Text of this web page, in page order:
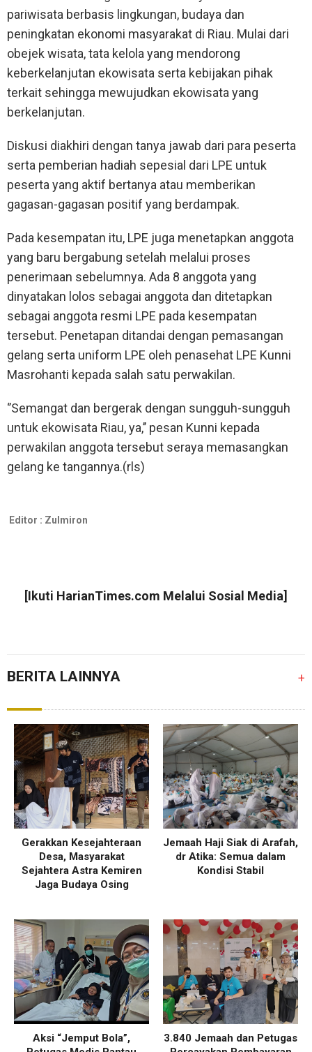
pariwisata berbasis lingkungan, budaya dan
peningkatan ekonomi masyarakat di Riau. Mulai dari
obejek wisata, tata kelola yang mendorong
keberkelanjutan ekowisata serta kebijakan pihak
terkait sehingga mewujudkan ekowisata yang
berkelanjutan.
Diskusi diakhiri dengan tanya jawab dari para peserta
serta pemberian hadiah sepesial dari LPE untuk
peserta yang aktif bertanya atau memberikan
gagasan-gagasan positif yang berdampak.
Pada kesempatan itu, LPE juga menetapkan anggota
yang baru bergabung setelah melalui proses
penerimaan sebelumnya. Ada 8 anggota yang
dinyatakan lolos sebagai anggota dan ditetapkan
sebagai anggota resmi LPE pada kesempatan
tersebut. Penetapan ditandai dengan pemasangan
gelang serta uniform LPE oleh penasehat LPE Kunni
Masrohanti kepada salah satu perwakilan.
‘’Semangat dan bergerak dengan sungguh-sungguh
untuk ekowisata Riau, ya,’’ pesan Kunni kepada
perwakilan anggota tersebut seraya memasangkan
gelang ke tangannya.(rls)
Editor : Zulmiron
[Ikuti HarianTimes.com Melalui Sosial Media]
BERITA LAINNYA +
Gerakkan Kesejahteraan
Desa, Masyarakat
Sejahtera Astra Kemiren
Jaga Budaya Osing
Jemaah Haji Siak di Arafah,
dr Atika: Semua dalam
Kondisi Stabil
Aksi “Jemput Bola”,
3.840 Jemaah dan Petugas